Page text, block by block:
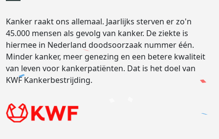
Kanker raakt ons allemaal. Jaarlijks sterven er zo'n
45.000 mensen als gevolg van kanker. De ziekte is
hiermee in Nederland doodsoorzaak nummer één.
Minder kanker, meer genezing en een betere kwaliteit
van leven voor kankerpatiënten. Dat is het doel van
KWF Kankerbestrijding.